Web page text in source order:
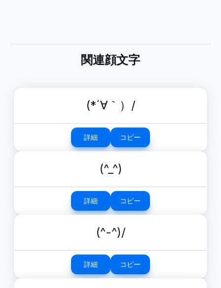
関連顔文字
(*´∀｀）/
詳細 コピー
(^_^)
詳細 コピー
(^-^)/
詳細 コピー